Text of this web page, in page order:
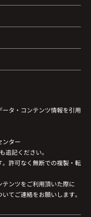
タ・コンテンツ情報を引用
ンター
記ください。
許可なく無断での複製・転
ンツをご利用頂いた際に
てご連絡をお願いします。